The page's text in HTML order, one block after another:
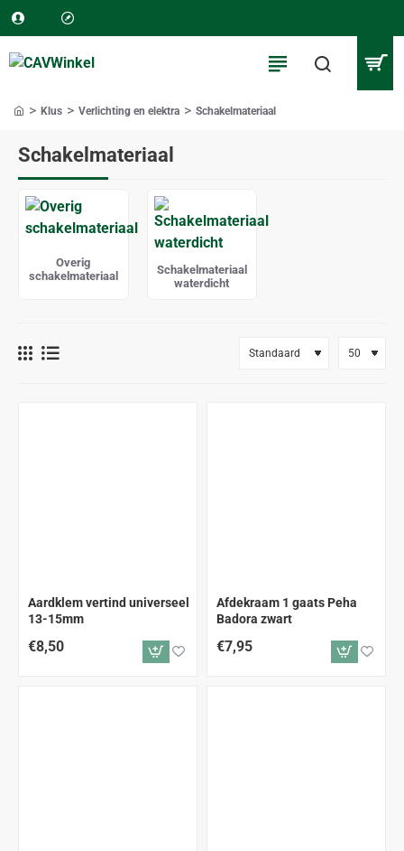
Schakelmateriaal
Klus Verlichting en elektra Schakelmateriaal
Overig
schakelmateriaal
Schakelmateriaal
waterdicht
Aardklem vertind universeel
13-15mm
€8,50
Afdekraam 1 gaats Peha
Badora zwart
€7,95